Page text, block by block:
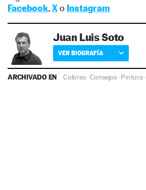
Facebook, Xo Instagram
Juan Luis Soto
VER BIOGRAFÍA
ARCHIVADO EN Colores·Consejos·Pintura·